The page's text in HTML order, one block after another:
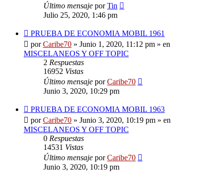
Último mensaje porTin
Julio 25, 2020, 1:46 pm
Nuevo
mensaje
PRUEBA DE ECONOMIA MOBIL 1961
porCaribe70 » Junio 1, 2020, 11:12 pm » en
MISCELANEOS Y OFF TOPIC
2 Respuestas
16952 Vistas
Último mensaje porCaribe70
Junio 3, 2020, 10:29 pm
Nuevo
mensaje
PRUEBA DE ECONOMIA MOBIL 1963
porCaribe70 » Junio 3, 2020, 10:19 pm » en
MISCELANEOS Y OFF TOPIC
0 Respuestas
14531 Vistas
Último mensaje porCaribe70
Junio 3, 2020, 10:19 pm